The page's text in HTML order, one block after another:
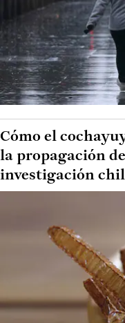
Cómo el
la propagación
investigación